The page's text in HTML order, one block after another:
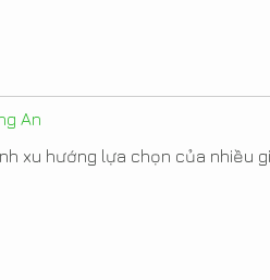
An
xu hướng lựa chọn của nhiều gia